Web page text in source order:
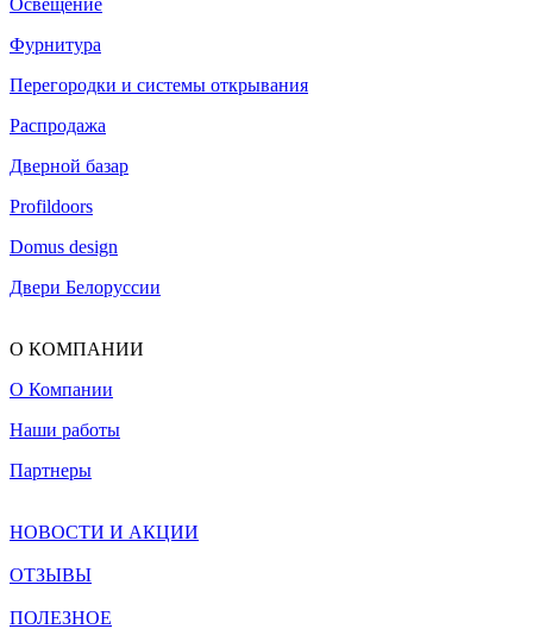
Фурнитура
Перегородки и системы открывания
Распродажа
Дверной базар
Profildoors
Domus design
Двери Белоруссии
О КОМПАНИИ
О Компании
Наши работы
Партнеры
НОВОСТИ И АКЦИИ
ОТЗЫВЫ
ПОЛЕЗНОЕ